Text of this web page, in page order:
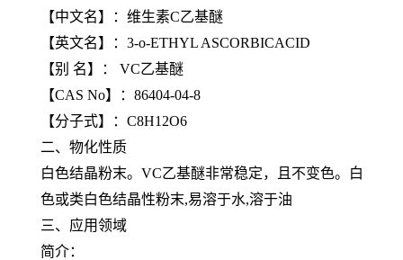
【中文名】：维生素C乙基醚
【英文名】：3-o-ETHYL ASCORBICACID
【别 名】： VC乙基醚
【CAS No】：86404-04-8
【分子式】：C8H12O6
二、物化性质
白色结晶粉末。VC乙基醚非常稳定，且不变色。白
色或类白色结晶性粉末,易溶于水,溶于油
三、应用领域
简介：